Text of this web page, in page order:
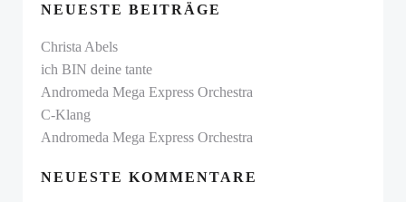
NEUESTE BEITRÄGE
Christa Abels
ich BIN deine tante
Andromeda Mega Express Orchestra
C-Klang
Andromeda Mega Express Orchestra
NEUESTE KOMMENTARE